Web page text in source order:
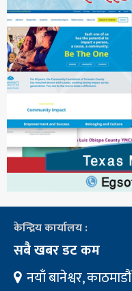
केन्द्रिय कार्यालय :
सबै खबर डट कम
नयाँ बानेश्वर, काठमाडौं